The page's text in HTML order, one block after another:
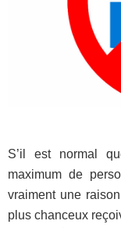
S’il est normal
maximum de
vraiment une
plus chanceux